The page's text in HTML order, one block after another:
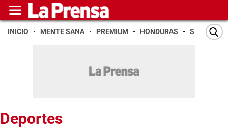
INICIO MENTE SANA PREMIUM HONDURAS SAN PEDRO
Deportes